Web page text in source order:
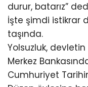
durur, batarız”
İşte şimdi istikrar
taşında.
Yolsuzluk,
Merkez
Cumhuriyet